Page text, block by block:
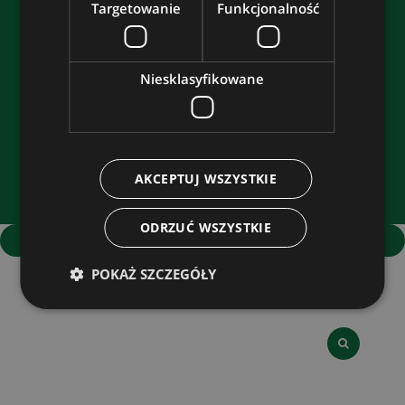
POMOC
MOJE KONTO
PŁATNOŚCI I DOSTAWA
pokaż pełną wersję strony
Sklep internetowy Shoper.pl
Targetowanie Funkcjonalność
Niesklasyfikowane
AKCEPTUJ WSZYSTKIE
ODRZUĆ WSZYSTKIE
POKAŻ SZCZEGÓŁY